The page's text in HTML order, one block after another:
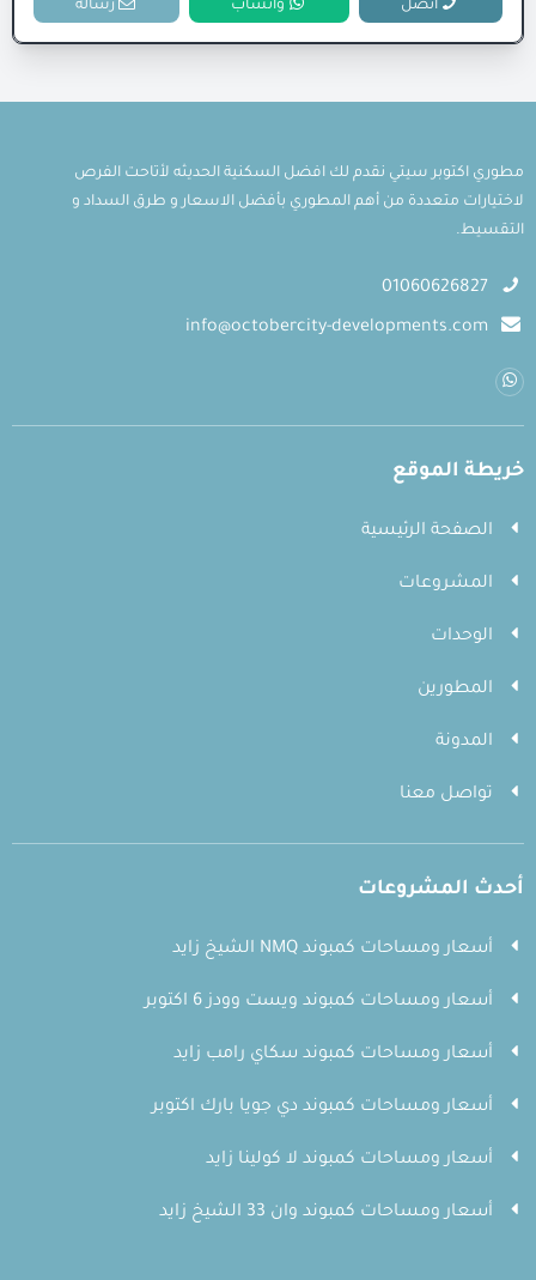
اتصل واتساب رسالة
مطوري اكتوبر سيتي نقدم لك افضل السكنية الحديثه لأتاحت الفرص
لاختيارات متعددة من أهم المطوري بأفضل الاسعار و طرق السداد و
التقسيط.
01060626827
info@octobercity-developments.com
خريطة الموقع
الصفحة الرئيسية
المشروعات
الوحدات
المطورين
المدونة
تواصل معنا
أحدث المشروعات
أسعار ومساحات كمبوند NMQ الشيخ زايد
أسعار ومساحات كمبوند ويست وودز 6 اكتوبر
أسعار ومساحات كمبوند سكاي رامب زايد
أسعار ومساحات كمبوند دي جويا بارك اكتوبر
أسعار ومساحات كمبوند لا كولينا زايد
أسعار ومساحات كمبوند وان 33 الشيخ زايد